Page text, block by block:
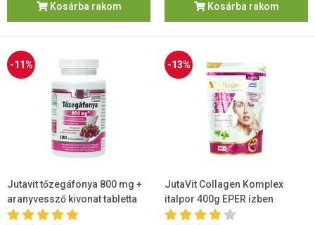
Kosárba rakom Kosárba rakom
-11%
Jutavit tőzegáfonya 800 mg +
aranyvessző kivonat tabletta
100db
-13%
JutaVit Collagen Komplex
italpor 400g EPER ízben